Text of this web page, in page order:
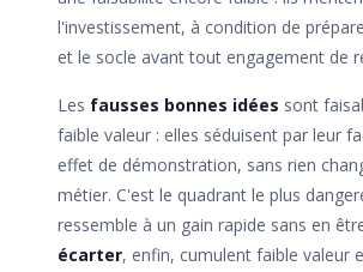
l'investissement, à condition de
et le socle avant tout engagement de
Les fausses bonnes idées sont
faible valeur : elles séduisent par leur
effet de démonstration, sans rien
métier. C'est le quadrant le plus
ressemble à un gain rapide sans en
écarter, enfin, cumulent faible valeur